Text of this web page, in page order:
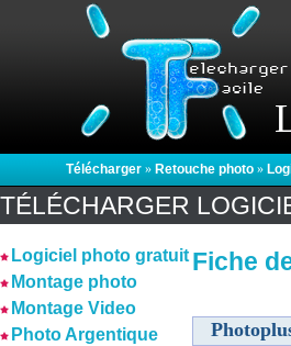
Télécharger » Retouche photo »
TÉLÉCHARGER
Logiciel photo gratuit
Montage photo
Montage Video
Photo Argentique
Fiche